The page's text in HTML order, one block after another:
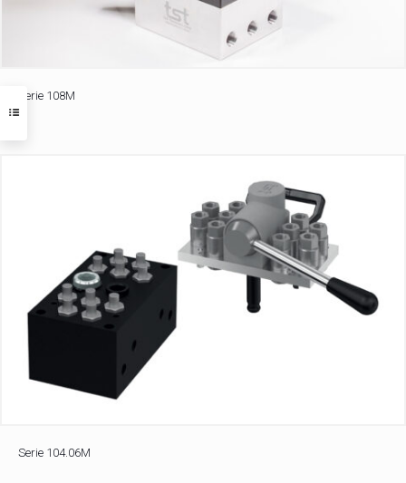
Serie 108M
Serie 104.06M